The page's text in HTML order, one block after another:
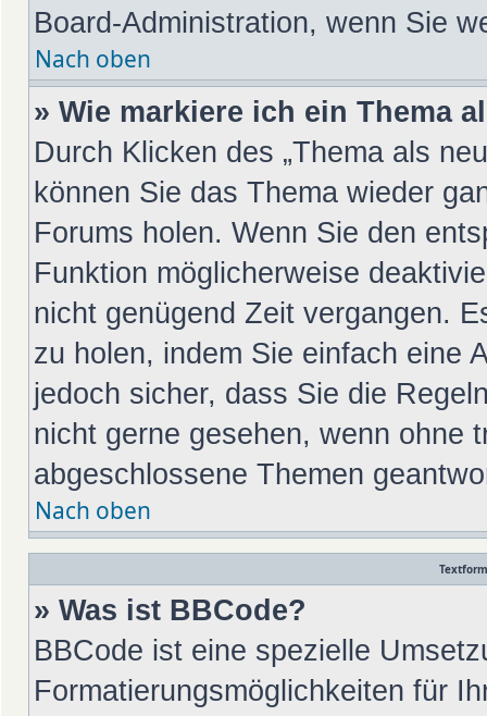
Board-Administration, wenn Sie
Nach oben
» Wie markiere ich ein Thema
Durch Klicken des „Thema als
können Sie das Thema wieder
Forums holen. Wenn Sie den
Funktion möglicherweise
nicht genügend Zeit vergangen.
zu holen, indem Sie einfach eine
jedoch sicher, dass Sie die
nicht gerne gesehen, wenn ohne
abgeschlossene Themen
Nach oben
» Was ist BBCode?
BBCode ist eine spezielle
Formatierungsmöglichkeiten für